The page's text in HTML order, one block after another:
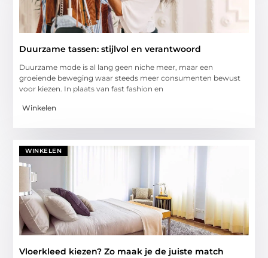
Duurzame tassen: stijlvol en verantwoord
Duurzame mode is al lang geen niche meer, maar een
groeiende beweging waar steeds meer consumenten bewust
voor kiezen. In plaats van fast fashion en
Winkelen
WINKELEN
Vloerkleed kiezen? Zo maak je de juiste match